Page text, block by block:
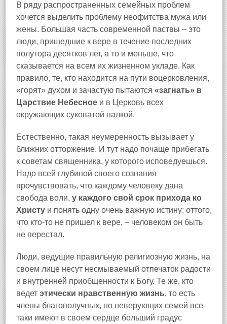
В ряду распространенных семейных проблем
хочется выделить проблему неофитства мужа или
жены. Большая часть современной паствы – это
люди, пришедшие к вере в течение последних
полутора десятков лет, а то и меньше, что
сказывается на всем их жизненном укладе. Как
правило, те, кто находится на пути воцерковления,
«горят» духом и зачастую пытаются «загнать» в
Царствие Небесное и в Церковь всех
окружающих суковатой палкой.
Естественно, такая неумеренность вызывает у
ближних отторжение. И тут надо почаще прибегать
к советам священника, у которого исповедуешься.
Надо всей глубиной своего сознания
прочувствовать, что каждому человеку дана
свобода воли, у каждого свой срок прихода ко
Христу и понять одну очень важную истину: оттого,
что кто-то не пришел к вере, – человеком он быть
не перестал.
Люди, ведущие правильную религиозную жизнь, на
своем лице несут несмываемый отпечаток радости
и внутренней приобщенности к Богу. Те же, кто
ведет этически нравственную жизнь, то есть
члены благополучных, но неверующих семей все-
таки имеют в своем сердце больший градус